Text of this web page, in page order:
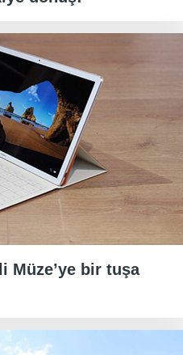
Müze’ye bir tuşa